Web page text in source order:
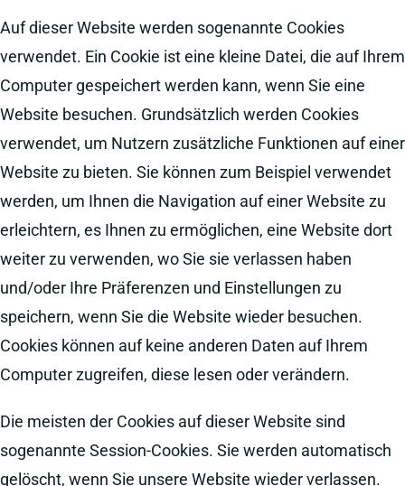
Auf dieser Website werden sogenannte Cookies
verwendet. Ein Cookie ist eine kleine Datei, die auf Ihrem
Computer gespeichert werden kann, wenn Sie eine
Website besuchen. Grundsätzlich werden Cookies
verwendet, um Nutzern zusätzliche Funktionen auf einer
Website zu bieten. Sie können zum Beispiel verwendet
werden, um Ihnen die Navigation auf einer Website zu
erleichtern, es Ihnen zu ermöglichen, eine Website dort
weiter zu verwenden, wo Sie sie verlassen haben
und/oder Ihre Präferenzen und Einstellungen zu
speichern, wenn Sie die Website wieder besuchen.
Cookies können auf keine anderen Daten auf Ihrem
Computer zugreifen, diese lesen oder verändern.
Die meisten der Cookies auf dieser Website sind
sogenannte Session-Cookies. Sie werden automatisch
gelöscht, wenn Sie unsere Website wieder verlassen.